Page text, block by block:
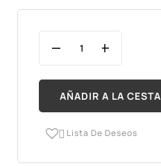
AÑADIR A LA CESTA
 Lista De Deseos